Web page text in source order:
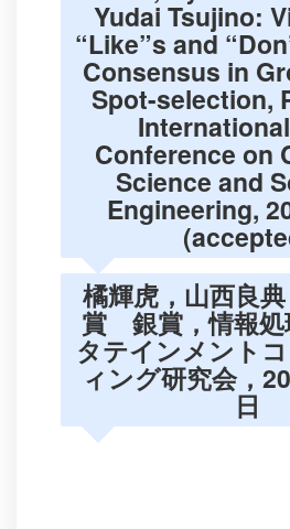
Yudai Tsujino:
“Like”s and
Consensus in
Spot-selection,
Conference on
Science and
Engineering,
橘輝虎，山西良
賞 銀賞，情報処
タテインメント
ィング研究会，
日